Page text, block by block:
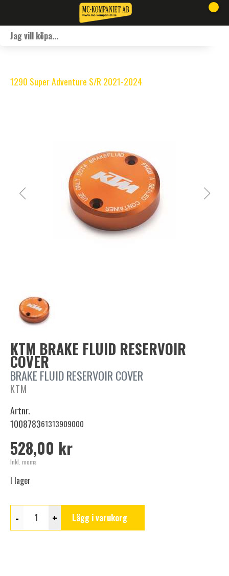
1290 Super Adventure S/R 2021-2024
KTM BRAKE FLUID RESERVOIR
COVER
BRAKE FLUID RESERVOIR COVER
KTM
Artnr.
100878361313909000
528,00 kr
Inkl. moms
I lager
- + Lägg i varukorg